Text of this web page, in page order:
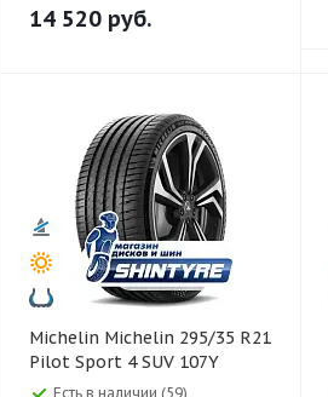
14 520 руб.
Michelin Michelin 295/35 R21
Pilot Sport 4 SUV 107Y
Есть в наличии (59)